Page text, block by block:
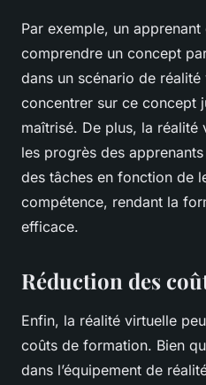
Par exemple, un
comprendre un concept
dans un scénario de
concentrer sur ce concept
maîtrisé. De plus, la
les progrès des
des tâches en fonction de
compétence, rendant la
efficace.
Réduction des
Enfin, la réalité virtuelle
coûts de formation. Bien
dans l’équipement de